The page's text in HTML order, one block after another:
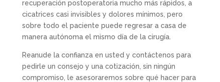
recuperación postoperatoria mucho más rápidos, a
cicatrices casi invisibles y dolores mínimos, pero
sobre todo el paciente puede regresar a casa de
manera autónoma el mismo día de la cirugía.
Reanude la confianza en usted y contáctenos para
pedirle un consejo y una cotización, sin ningún
compromiso, le asesoraremos sobre qué hacer para